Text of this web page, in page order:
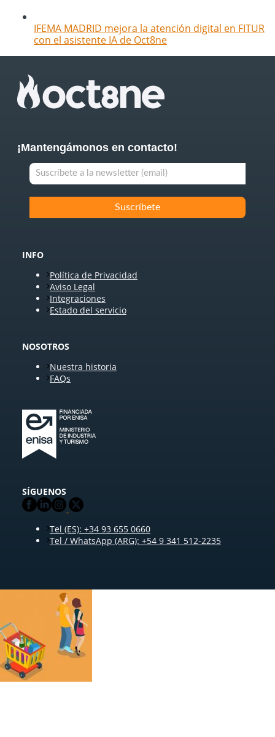
IFEMA MADRID mejora la atención digital en FITUR
con el asistente IA de Oct8ne
¡Mantengámonos en contacto!
INFO
Política de Privacidad
Aviso Legal
Integraciones
Estado del servicio
NOSOTROS
Nuestra historia
FAQs
SÍGUENOS
Tel (ES): +34 93 655 0660
Tel / WhatsApp (ARG): +54 9 341 512-2235